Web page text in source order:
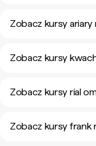
Zobacz kursy ariary
Zobacz kursy
Zobacz kursy rial
Zobacz kursy frank